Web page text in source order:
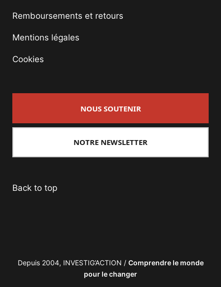
Remboursements et retours
Mentions légales
Cookies
NOUS SOUTENIR
NOTRE NEWSLETTER
Back to top
Depuis 2004, INVESTIG’ACTION / Comprendre le monde
pour le changer